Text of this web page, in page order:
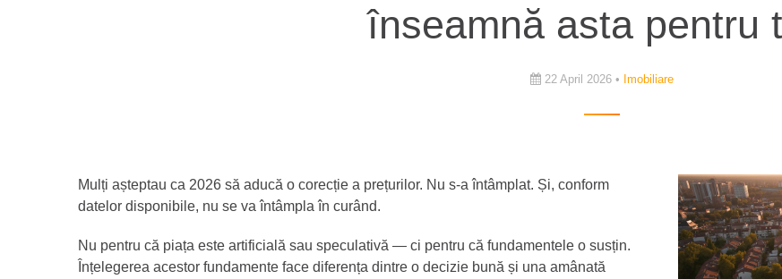
înseamnă asta pentru
22 April 2026 • Imobiliare
Mulți așteptau ca 2026 să aducă o corecție a prețurilor. Nu s-a întâmplat. Și, conform
datelor disponibile, nu se va întâmpla în curând.
Nu pentru că piața este artificială sau speculativă — ci pentru că fundamentele o susțin.
Înțelegerea acestor fundamente face diferența dintre o decizie bună și una amânată